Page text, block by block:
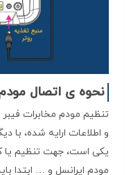
نحوه ی اتصال
تنظیم مودم مخابرات
و اطلاعات ارایه شده، با
یکی است، جهت تنظیم یا
مودم ایرانسل و … ابتدا